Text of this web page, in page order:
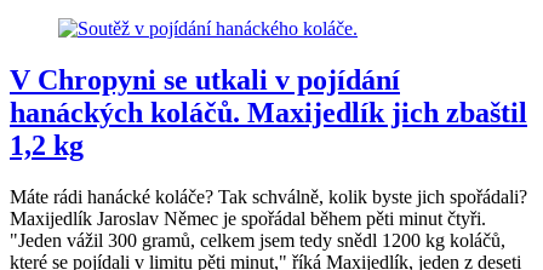
V Chropyni se utkali v pojídání
hanáckých koláčů. Maxijedlík jich zbaštil
1,2 kg
Máte rádi hanácké koláče? Tak schválně, kolik byste jich spořádali?
Maxijedlík Jaroslav Němec je spořádal během pěti minut čtyři.
"Jeden vážil 300 gramů, celkem jsem tedy snědl 1200 kg koláčů,
které se pojídali v limitu pěti minut," říká Maxijedlík, jeden z deseti